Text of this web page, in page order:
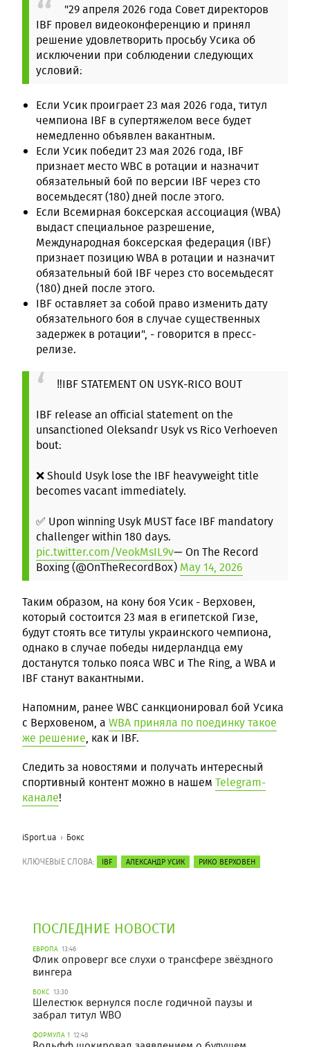
"29 апреля 2026 года Совет директоров
IBF провел видеоконференцию и принял
решение удовлетворить просьбу Усика об
исключении при соблюдении следующих
условий:
Если Усик проиграет 23 мая 2026 года, титул
чемпиона IBF в супертяжелом весе будет
немедленно объявлен вакантным.
Если Усик победит 23 мая 2026 года, IBF
признает место WBC в ротации и назначит
обязательный бой по версии IBF через сто
восемьдесят (180) дней после этого.
Если Всемирная боксерская ассоциация (WBA)
выдаст специальное разрешение,
Международная боксерская федерация (IBF)
признает позицию WBA в ротации и назначит
обязательный бой IBF через сто восемьдесят
(180) дней после этого.
IBF оставляет за собой право изменить дату
обязательного боя в случае существенных
задержек в ротации", - говорится в пресс-
релизе.
‼️IBF STATEMENT ON USYK-RICO BOUT
IBF release an official statement on the
unsanctioned Oleksandr Usyk vs Rico Verhoeven
bout:
❌ Should Usyk lose the IBF heavyweight title
becomes vacant immediately.
✅ Upon winning Usyk MUST face IBF mandatory
challenger within 180 days.
pic.twitter.com/VeokMsIL9v— On The Record
Boxing (@OnTheRecordBox) May 14, 2026
Таким образом, на кону боя Усик - Верховен,
который состоится 23 мая в египетской Гизе,
будут стоять все титулы украинского чемпиона,
однако в случае победы нидерландца ему
достанутся только пояса WBC и The Ring, а WBA и
IBF станут вакантными.
Напомним, ранее WBC санкционировал бой Усика
с Верховеном, а WBA приняла по поединку такое
же решение, как и IBF.
Следить за новостями и получать интересный
спортивный контент можно в нашем Telegram-
канале!
iSport.ua Бокс
КЛЮЧЕВЫЕ СЛОВА: IBF АЛЕКСАНДР УСИК РИКО ВЕРХОВЕН
ПОСЛЕДНИЕ НОВОСТИ
ЕВРОПА 13:46
Флик опроверг все слухи о трансфере звёздного
вингера
БОКС 13:30
Шелестюк вернулся после годичной паузы и
забрал титул WBO
ФОРМУЛА 1 12:48